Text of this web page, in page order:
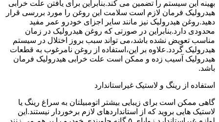
بهینه این سیستم را تضمین می کند.بنابراین برای یافتن علت خرابی
هیدرولیک فرمان لازم است سلامت این روغن را مورد بررسی قرار
دهید.روغن هیدرولیک نیز مانند سایر اجزای خودرو عمر مفید
محدودی دارد.بنابراین در صورتی که روغن هیدرولیک در زمان
مناسب تعویض نشده باشد،می تواند سبب بروز اختلال در سیستم
هیدرولیک گردد.علاوه بر این،استفاده از روغن نامرغوب به قطعات
هیدرولیک آسیب زده و ممکن است علت خرابی هیدرولیک فرمان
باشد.
استفاده از رینگ و لاستیک غیراستاندارد
گاهی ممکن است برای زیبایی بیشتر اتومبیلتان به سراغ رینگ یا
لاستیک هایی بروید که از استانداردهای لازم برخوردار نیستند.این